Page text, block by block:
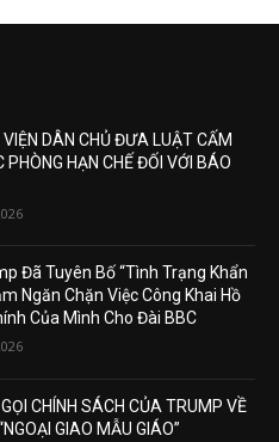
DÂN CHỦ ĐƯA LUẬT CẤM
PHÒNG HẠN CHẾ ĐỐI VỚI BÁO
Đã Tuyên Bố “Tình Trạng Khẩn
Ngăn Chặn Việc Công Khai Hồ
Của Mình Cho Đài BBC
CHÍNH SÁCH CỦA TRUMP VỀ
GIAO MẪU GIÁO”